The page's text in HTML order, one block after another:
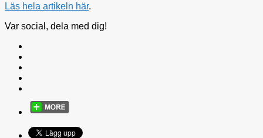
Läs hela artikeln här.
Var social, dela med dig!